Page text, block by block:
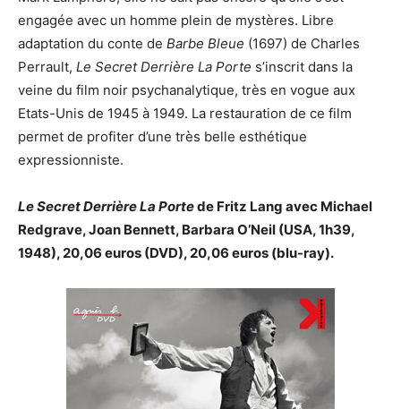
engagée avec un homme plein de mystères. Libre
adaptation du conte de Barbe Bleue (1697) de Charles
Perrault, Le Secret Derrière La Porte s’inscrit dans la
veine du film noir psychanalytique, très en vogue aux
Etats-Unis de 1945 à 1949. La restauration de ce film
permet de profiter d’une très belle esthétique
expressionniste.
Le Secret Derrière La Portede Fritz Lang avec Michael
Redgrave, Joan Bennett, Barbara O’Neil (USA, 1h39,
1948), 20,06 euros (DVD), 20,06 euros (blu-ray).